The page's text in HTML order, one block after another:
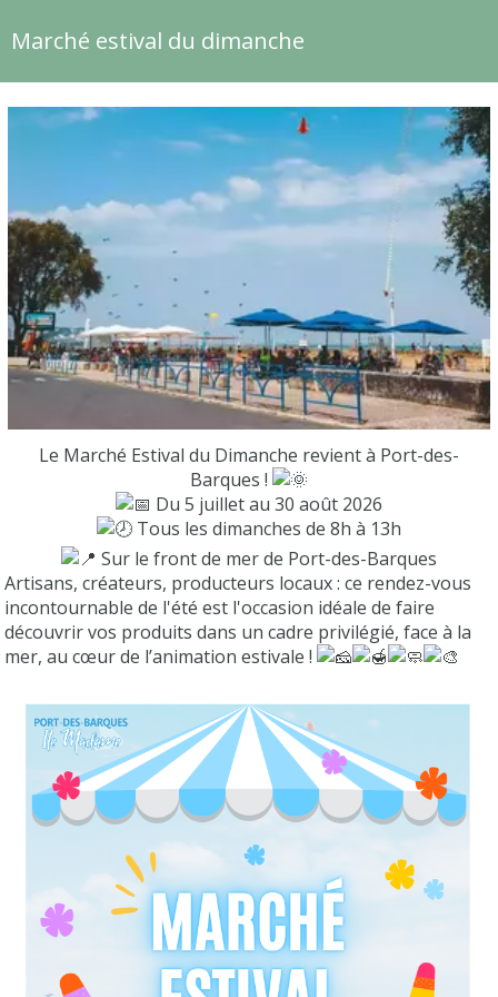
Marché estival du dimanche
Le Marché Estival du Dimanche revient à Port-des-
Barques !
Du 5 juillet au 30 août 2026
Tous les dimanches de 8h à 13h
Sur le front de mer de Port-des-Barques
Artisans, créateurs, producteurs locaux : ce rendez-vous
incontournable de l'été est l'occasion idéale de faire
découvrir vos produits dans un cadre privilégié, face à la
mer, au cœur de l’animation estivale !